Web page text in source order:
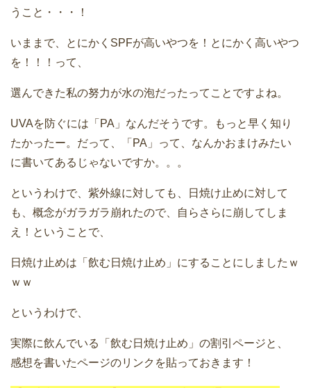
うこと・・・！
いままで、とにかくSPFが高いやつを！とにかく高いやつ
を！！！って、
選んできた私の努力が水の泡だったってことですよね。
UVAを防ぐには「PA」なんだそうです。もっと早く知り
たかったー。だって、「PA」って、なんかおまけみたい
に書いてあるじゃないですか。。。
というわけで、紫外線に対しても、日焼け止めに対して
も、概念がガラガラ崩れたので、自らさらに崩してしま
え！ということで、
日焼け止めは「飲む日焼け止め」にすることにしましたｗ
ｗｗ
というわけで、
実際に飲んでいる「飲む日焼け止め」の割引ページと、
感想を書いたページのリンクを貼っておきます！